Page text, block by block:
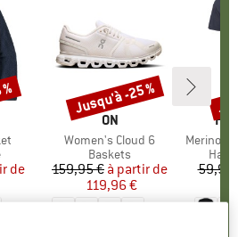
de
MARQUE
ON
Article
Women's Cloud 6
Product group
Baskets
Prix
159,95 € Prix réduit
à partir de
119,96 €
Remise
Jusqu'à -25 %
Article
MerinoMix150
Haut
59,95